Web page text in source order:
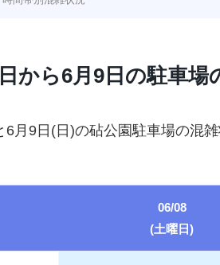
から6月9日の駐車場
月9日(日)の砧公園駐車場の混雑
06/08
(土曜日)